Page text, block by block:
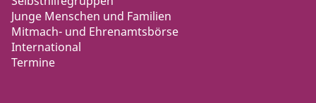
Junge Menschen und Familien
Mitmach- und Ehrenamtsbörse
International
Termine